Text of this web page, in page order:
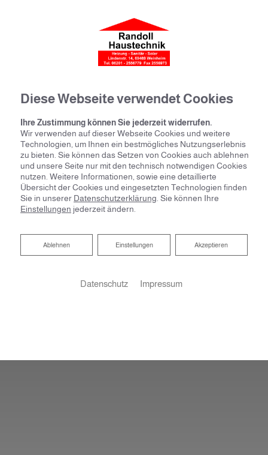
Diese Webseite verwendet Cookies
Ihre Zustimmung können Sie jederzeit widerrufen.
Wir verwenden auf dieser Webseite Cookies und weitere
Technologien, um Ihnen ein bestmögliches Nutzungserlebnis
zu bieten. Sie können das Setzen von Cookies auch ablehnen
und unsere Seite nur mit den technisch notwendigen Cookies
nutzen. Weitere Informationen, sowie eine detaillierte
Übersicht der Cookies und eingesetzten Technologien finden
Sie in unserer Datenschutzerklärung . Sie können Ihre
Einstellungen jederzeit ändern.
Akzeptieren
Einstellungen
Ablehnen
Ablehnen
Datenschutz Impressum